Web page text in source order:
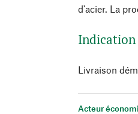
d'acier. La
Livraison
Acteur